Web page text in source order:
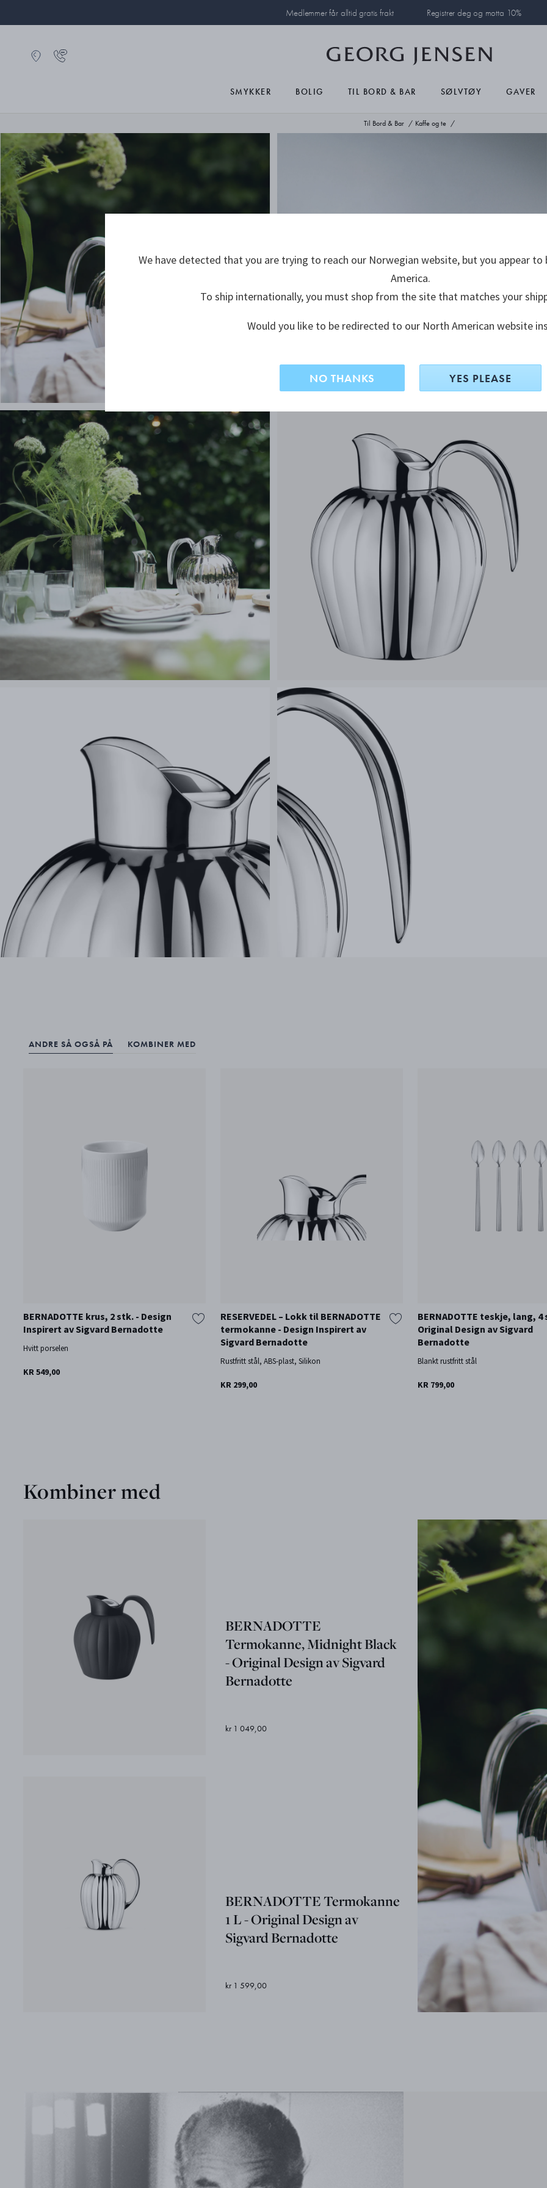
Medlemmer får alltid gratis frakt Registrer deg og motta 10%
SMYKKER BOLIG TIL BORD & BAR SØLVTØY GAVER
Til Bord & Bar Kaffe og te
ANDRE SÅ OGSÅ PÅ KOMBINER MED
BERNADOTTE krus, 2 stk. - Design
Inspirert av Sigvard Bernadotte
Hvitt porselen
KR 549,00
RESERVEDEL – Lokk til BERNADOTTE
termokanne - Design Inspirert av
Sigvard Bernadotte
Rustfritt stål, ABS-plast, Silikon
KR 299,00
BERNADOTTE teskje, lang, 4
Original Design av Sigvard
Bernadotte
Blankt rustfritt stål
KR 799,00
Kombiner med
BERNADOTTE
Termokanne, Midnight Black
- Original Design av Sigvard
Bernadotte
kr 1 049,00
BERNADOTTE Termokanne
1 L - Original Design av
Sigvard Bernadotte
kr 1 599,00
We have detected that you are trying to reach our Norwegian website, but you appear
America.
To ship internationally, you must shop from the site that matches your
Would you like to be redirected to our North American website
NO THANKS YES PLEASE